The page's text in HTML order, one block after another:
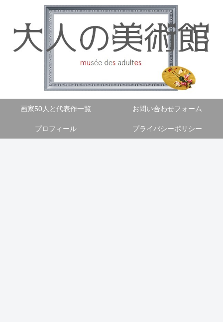
画家50人と代表作一覧 お問い合わせフォーム
プロフィール プライバシーポリシー